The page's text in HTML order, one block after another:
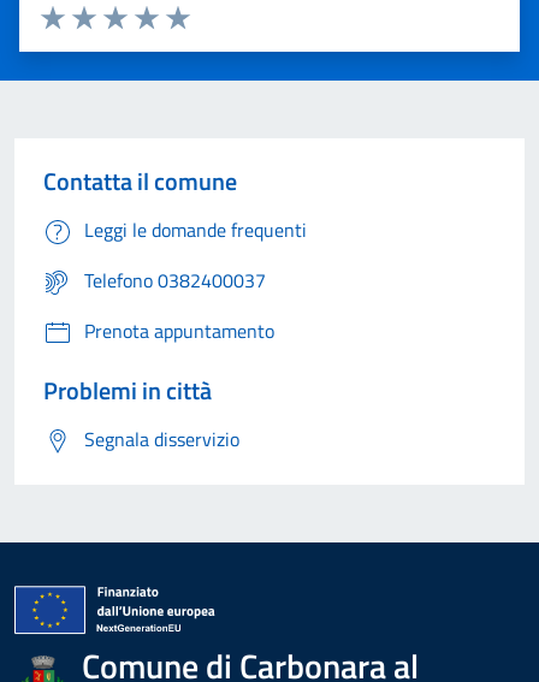
Valuta 5 stelle su 5
Valuta 4 stelle su 5
Valuta 3 stelle su 5
Valuta 2 stelle su 5
Valuta 1 stelle su 5
Contatta il comune
Leggi le domande frequenti
Telefono 0382400037
Prenota appuntamento
Problemi in città
Segnala disservizio
Comune di Carbonara al